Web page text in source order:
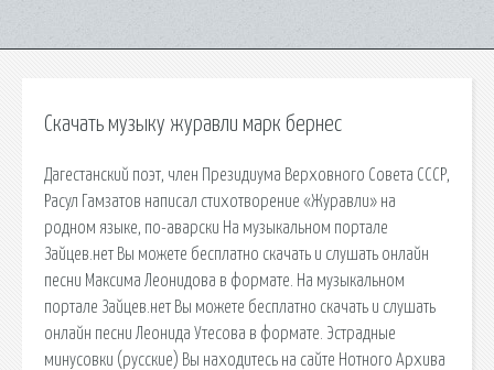
Скачать музыку журавли марк бернес
Дагестанский поэт, член Президиума Верховного Совета СССР,
Расул Гамзатов написал стихотворение «Журавли» на
родном языке, по-аварски На музыкальном портале
Зайцев.нет Вы можете бесплатно скачать и слушать онлайн
песни Максима Леонидова в формате. На музыкальном
портале Зайцев.нет Вы можете бесплатно скачать и слушать
онлайн песни Леонида Утесова в формате. Эстрадные
минусовки (русские) Вы находитесь на сайте Нотного Архива